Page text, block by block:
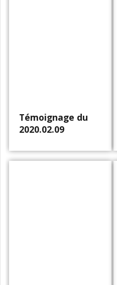
Témoignage du
2020.02.09